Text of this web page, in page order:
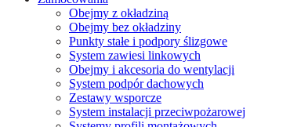
Obejmy z okładziną
Obejmy bez okładziny
Punkty stałe i podpory ślizgowe
System zawiesi linkowych
Obejmy i akcesoria do wentylacji
System podpór dachowych
Zestawy wsporcze
System instalacji przeciwpożarowej